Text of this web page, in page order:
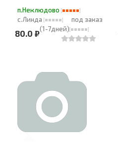
п.Неклюдово
с.Линда
под заказ
(1-7дней)
80.0 ₽